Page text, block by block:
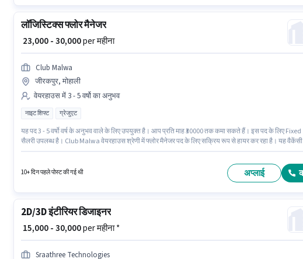
लॉजिस्टिक्स फ्लोर मैनेजर
₹ 23,000 - 30,000per महीना
Club Malwa
जीरकपुर, मोहाली
वेयरहाउस में 3 - 5 वर्षो का अनुभव
नाइट शिफ्ट ग्रेजुएट
यह पद 3 - 5 वर्षो वर्ष के अनुभव वाले के लिए उपयुक्त है। आप प्रति माह ₹30000 तक कमा सकते हैं। इस पद के लिए Fixed
सैलरी उपलब्ध है। Club Malwa वेयरहाउस श्रेणी में फ्लोर मैनेजर पद के लिए सक्रिय रूप से हायर कर रहा है। यह वैकेंसी
10+ दिन पहले पोस्ट की गई थी अप्लाई
2D/3D इंटीरियर डिजाइनर
₹ 15,000 - 30,000per महीना *
Sraathree Technologies